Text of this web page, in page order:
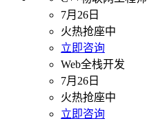
7月26日
火热抢座中
立即咨询
Web全栈开发
7月26日
火热抢座中
立即咨询